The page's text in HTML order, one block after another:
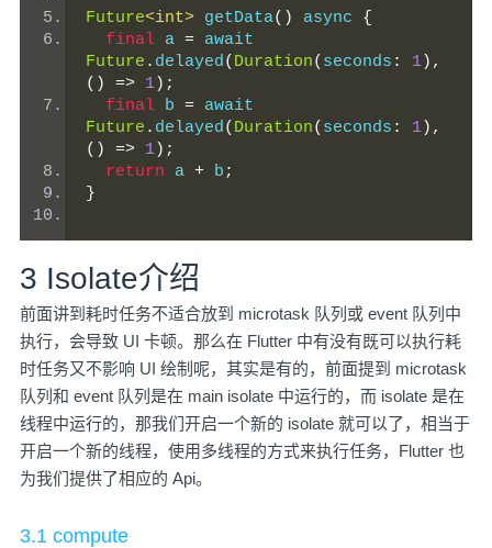
Future<int> getData() async {
final a =
Future . delayed( Duration( seconds : 1),
()
=> 1);
final b =
Future . delayed( Duration( seconds : 1),
()
=> 1);
return a + b ;
}
3 Isolate介绍
前面讲到耗时任务不适合放到 microtask 队列或 event 队列中
执行，会导致 UI 卡顿。那么在 Flutter 中有没有既可以执行耗
时任务又不影响 UI 绘制呢，其实是有的，前面提到 microtask
队列和 event 队列是在 main isolate 中运行的，而 isolate 是在
线程中运行的，那我们开启一个新的 isolate 就可以了，相当于
开启一个新的线程，使用多线程的方式来执行任务，Flutter 也
为我们提供了相应的 Api。
3.1 compute